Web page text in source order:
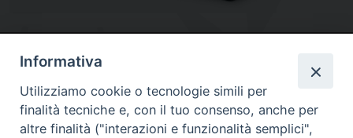
Informativa
Utilizziamo cookie o tecnologie simili per
finalità tecniche e, con il tuo consenso, anche per
altre finalità ("interazioni e funzionalità semplici",